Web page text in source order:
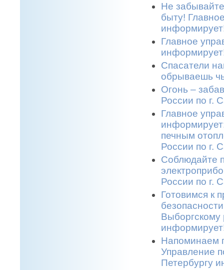
Не
быту!
Главное
Спасатели
обрываешь
Огонь –
России по г.
Главное
печным
России по г.
Соблюдайте
России по г.
Готовимся к
Выборгскому
Напоминаем
Управление
Петербургу